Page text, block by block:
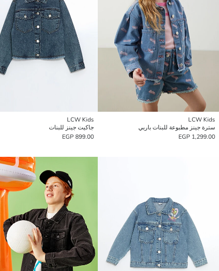
LCW Kids
سترة جينز مطبوعة للبنات باربي
1,299.00 EGP
LCW Kids
جاكيت جينز للبنات
899.00 EGP